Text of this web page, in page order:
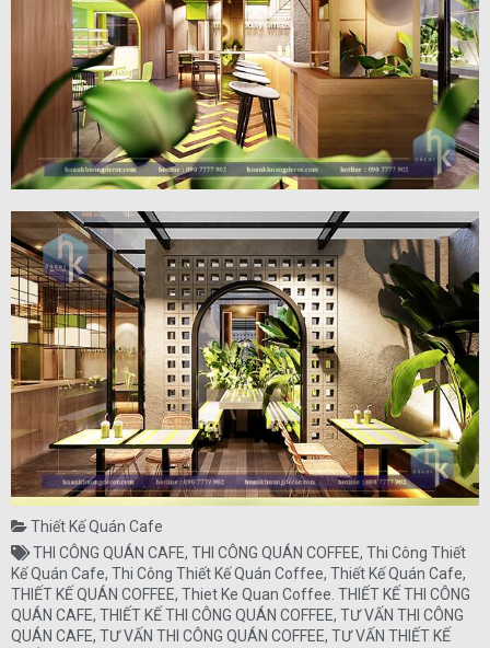
Thiết Kế Quán Cafe
THI CÔNG QUÁN CAFE, THI CÔNG QUÁN COFFEE, Thi Công Thiết
Kế Quán Cafe, Thi Công Thiết Kế Quán Coffee, Thiết Kế Quán Cafe,
THIẾT KẾ QUÁN COFFEE, Thiet Ke Quan Coffee. THIẾT KẾ THI CÔNG
QUÁN CAFE, THIẾT KẾ THI CÔNG QUÁN COFFEE, TƯ VẤN THI CÔNG
QUÁN CAFE, TƯ VẤN THI CÔNG QUÁN COFFEE, TƯ VẤN THIẾT KẾ